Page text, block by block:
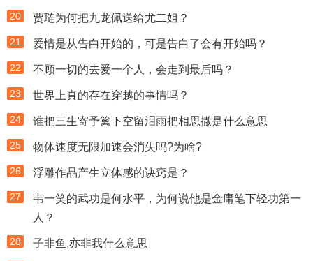
20 贾琏为何把九龙佩送给尤二姐？
21 爱情是从告白开始的，可是告白了会有开始吗？
22 不顾一切的去爱一个人，会走到最后吗？
23 世界上真的存在穿越的事情吗？
24 谁把三生寄予篱下空留泪雨把相思撒是什么意思
25 物体速度无限加速会消失吗?为啥?
26 浮雕作品产生立体感的诀窍是？
27
韦一笑的武功是何水平，为何说他是金庸笔下轻功第一
人？
28 子非鱼,亦非我什么意思